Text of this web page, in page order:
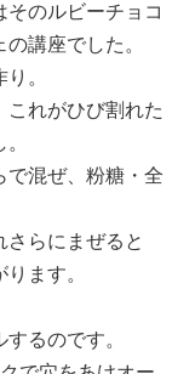
のルビーチョコ
講座でした。
。
これがひび割れた
で混ぜ、粉糖・全
らにまぜると
ます。
るのです。